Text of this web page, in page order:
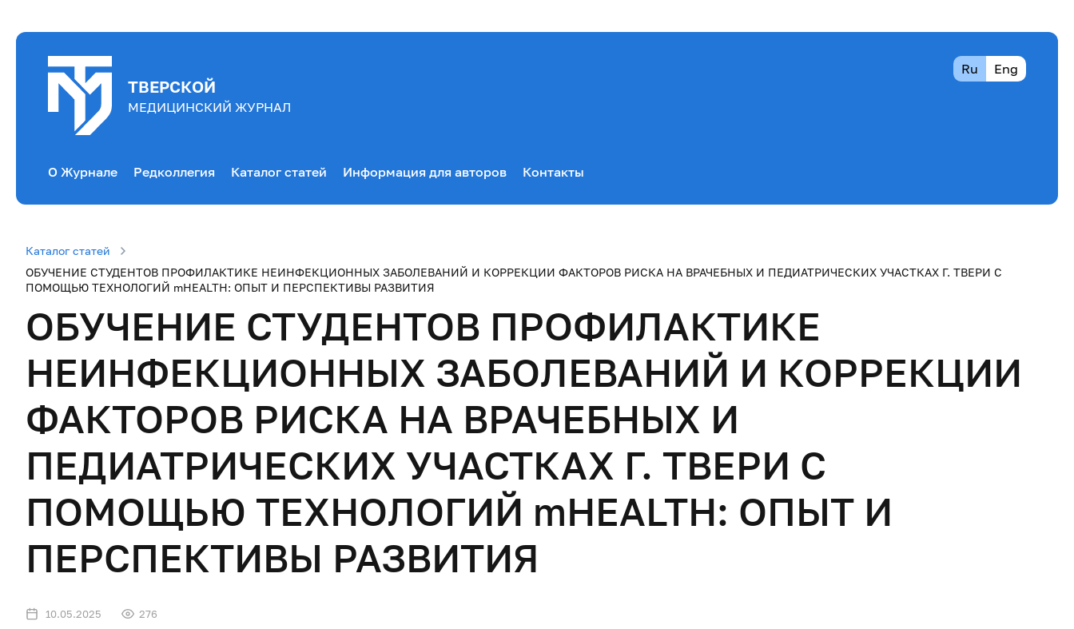
ТВЕРСКОЙ
МЕДИЦИНСКИЙ ЖУРНАЛ
Ru Eng
О Журнале Редколлегия Каталог статей Информация для авторов Контакты
Каталог статей
ОБУЧЕНИЕ СТУДЕНТОВ ПРОФИЛАКТИКЕ НЕИНФЕКЦИОННЫХ ЗАБОЛЕВАНИЙ И КОРРЕКЦИИ ФАКТОРОВ РИСКА НА ВРАЧЕБНЫХ И ПЕДИАТРИЧЕСКИХ УЧАСТКАХ Г. ТВЕРИ С
ПОМОЩЬЮ ТЕХНОЛОГИЙ mHEALTH: ОПЫТ И ПЕРСПЕКТИВЫ РАЗВИТИЯ
ОБУЧЕНИЕ СТУДЕНТОВ ПРОФИЛАКТИКЕ
НЕИНФЕКЦИОННЫХ ЗАБОЛЕВАНИЙ И КОРРЕКЦИИ
ФАКТОРОВ РИСКА НА ВРАЧЕБНЫХ И
ПЕДИАТРИЧЕСКИХ УЧАСТКАХ Г. ТВЕРИ С
ПОМОЩЬЮ ТЕХНОЛОГИЙ mHEALTH: ОПЫТ И
ПЕРСПЕКТИВЫ РАЗВИТИЯ
10.05.2025 276